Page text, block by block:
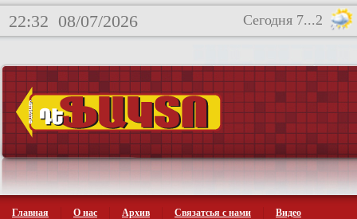
22:32 08/07/2026 Сегодня 7...2
Главная О нас Архив Связатсья с нами Видео